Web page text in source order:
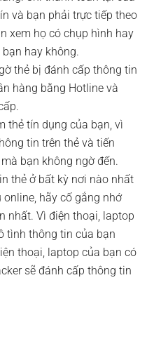
và bạn phải trực tiếp theo
xem họ có chụp hình hay
hay không.
thẻ bị đánh cấp thông tin
hàng bằng Hotline và
thẻ tín dụng của bạn, vì
tin trên thẻ và tiến
bạn không ngờ đến.
thẻ ở bất kỳ nơi nào nhất
hãy cố gắng nhớ
nhất. Vì điện thoại, laptop
tình thông tin của bạn
thoại, laptop của bạn có
sẽ đánh cấp thông tin